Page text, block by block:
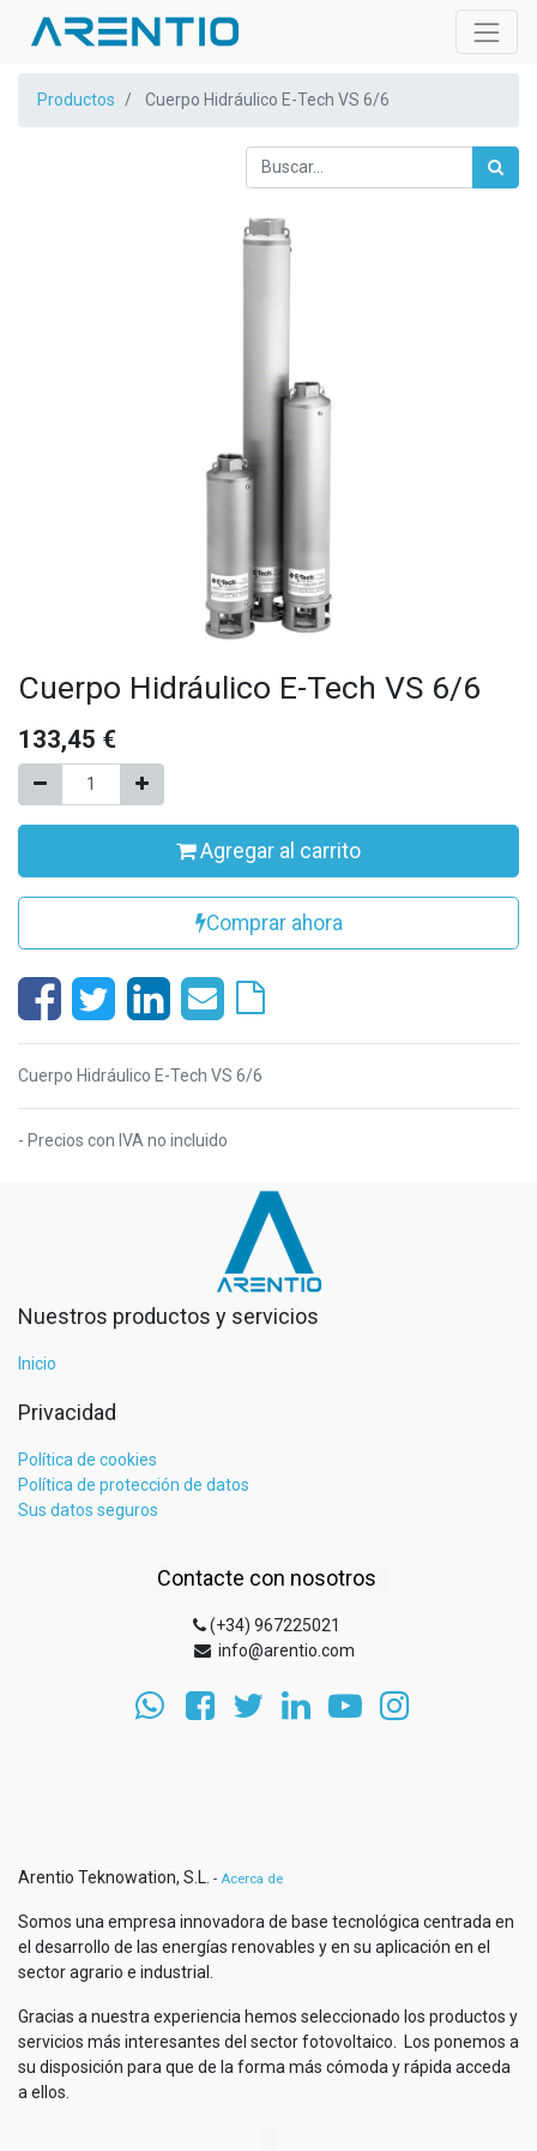
Productos Cuerpo Hidráulico E-Tech VS 6/6
Cuerpo Hidráulico E-Tech VS 6/6
133,45 €
Agregar al carrito
Comprar ahora
Cuerpo Hidráulico E-Tech VS 6/6
- Precios con IVA no incluido
Nuestros productos y servicios
Inicio
Privacidad
Política de cookies
Política de protección de datos
Sus datos seguros
Contacte con nosotros
(+34) 967225021
info@arentio.com
Arentio Teknowation, S.L. - Acerca de
Somos una empresa innovadora de base tecnológica centrada en
el desarrollo de las energías renovables y en su aplicación en el
sector agrario e industrial.
Gracias a nuestra experiencia hemos seleccionado los productos y
servicios más interesantes del sector fotovoltaico. Los ponemos a
su disposición para que de la forma más cómoda y rápida acceda
a ellos.